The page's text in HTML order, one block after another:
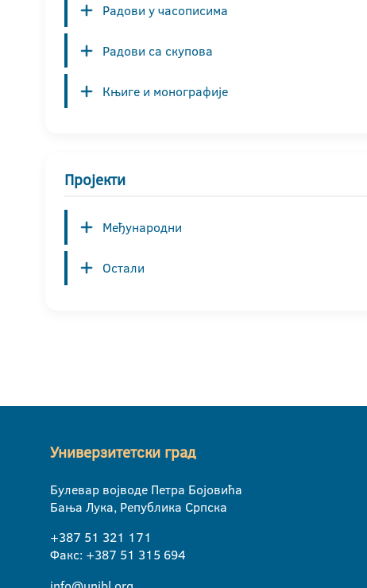
Радови у часописима
Радови са скупова
Књиге и монографије
Пројекти
Међународни
Остали
Универзитетски град
Булевар војводе Петра Бојовића
Бања Лука, Република Српска
+387 51 321 171
Факс: +387 51 315 694